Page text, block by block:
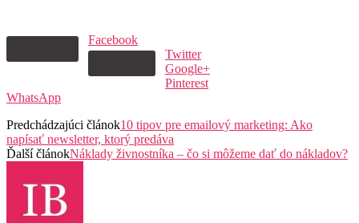
Facebook
Twitter
Google+
Pinterest
WhatsApp
Predchádzajúci článok10 tipov pre emailový marketing: Ako
napísať newsletter, ktorý predáva
Ďalší článokNáklady živnostníka – čo si môžeme dať do nákladov?